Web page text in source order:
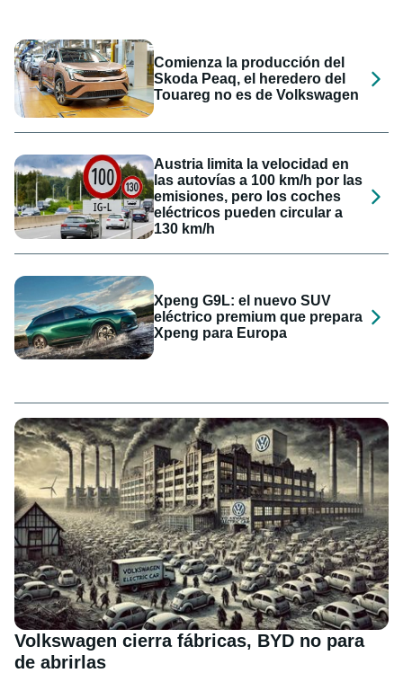
Comienza la producción del
Skoda Peaq, el heredero del
Touareg no es de Volkswagen
Austria limita la velocidad en
las autovías a 100 km/h por las
emisiones, pero los coches
eléctricos pueden circular a
130 km/h
Xpeng G9L: el nuevo SUV
eléctrico premium que prepara
Xpeng para Europa
Volkswagen cierra fábricas, BYD no para
de abrirlas